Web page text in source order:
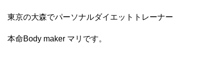
東京の大森でパーソナルダイエットトレーナー
本命Body maker マリです。